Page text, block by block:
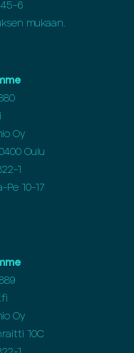
6
mukaan.
Oy
Oulu
1
Pe 10-17
Oy
10C